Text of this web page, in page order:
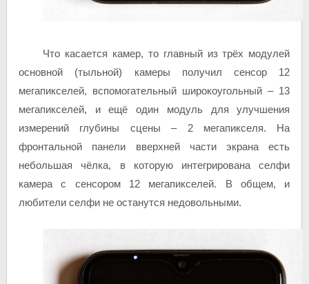
Что касается камер, то главный из трёх модулей
основной (тыльной) камеры получил сенсор 12
мегапикселей, вспомогательный широкоугольный – 13
мегапикселей, и ещё один модуль для улучшения
измерений глубины сцены – 2 мегапикселя. На
фронтальной панели вверхней части экрана есть
небольшая чёлка, в которую интегрирована селфи
камера с сенсором 12 мегапикселей. В общем, и
любители селфи не останутся недовольными.